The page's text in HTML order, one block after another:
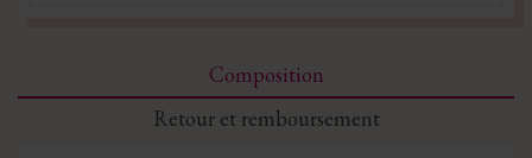
Composition
Retour et remboursement